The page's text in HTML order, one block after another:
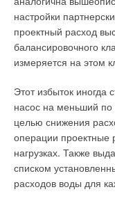
настройки
проектный расход
балансировочного
измеряется на этом
Этот избыток иногда
насос на меньший по
целью снижения
операции проектные
нагрузках. Также
списком
расходов воды для